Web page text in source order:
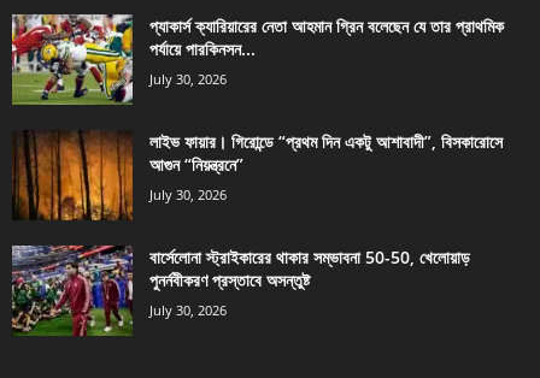
প্যাকার্স ক্যারিয়ারের নেতা আহমান গ্রিন বলেছেন যে তার প্রাথমিক
পর্যায়ে পারকিনসন...
July 30, 2026
লাইভ ফায়ার। গিরোন্ডে “প্রথম দিন একটু আশাবাদী”, বিসকারোসে
আগুন “নিয়ন্ত্রনে”
July 30, 2026
বার্সেলোনা স্ট্রাইকারের থাকার সম্ভাবনা 50-50, খেলোয়াড়
পুনর্নবীকরণ প্রস্তাবে অসন্তুষ্ট
July 30, 2026